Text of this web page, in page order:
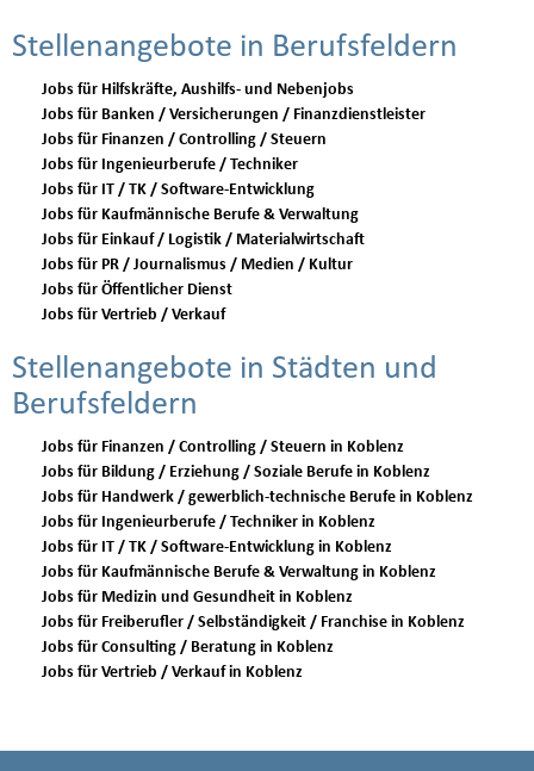
Stellenangebote in Berufsfeldern
Jobs für Hilfskräfte, Aushilfs- und Nebenjobs
Jobs für Banken / Versicherungen / Finanzdienstleister
Jobs für Finanzen / Controlling / Steuern
Jobs für Ingenieurberufe / Techniker
Jobs für IT / TK / Software-Entwicklung
Jobs für Kaufmännische Berufe & Verwaltung
Jobs für Einkauf / Logistik / Materialwirtschaft
Jobs für PR / Journalismus / Medien / Kultur
Jobs für Öffentlicher Dienst
Jobs für Vertrieb / Verkauf
Stellenangebote in Städten und
Berufsfeldern
Jobs für Finanzen / Controlling / Steuern in Koblenz
Jobs für Bildung / Erziehung / Soziale Berufe in Koblenz
Jobs für Handwerk / gewerblich-technische Berufe in Koblenz
Jobs für Ingenieurberufe / Techniker in Koblenz
Jobs für IT / TK / Software-Entwicklung in Koblenz
Jobs für Kaufmännische Berufe & Verwaltung in Koblenz
Jobs für Medizin und Gesundheit in Koblenz
Jobs für Freiberufler / Selbständigkeit / Franchise in Koblenz
Jobs für Consulting / Beratung in Koblenz
Jobs für Vertrieb / Verkauf in Koblenz